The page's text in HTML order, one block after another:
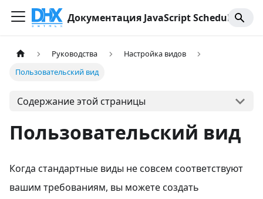
Документация JavaScript Scheduler
Руководства
Настройка видов
Пользовательский вид
Содержание этой страницы
Пользовательский вид
Когда стандартные виды не совсем соответствуют
вашим требованиям, вы можете создать